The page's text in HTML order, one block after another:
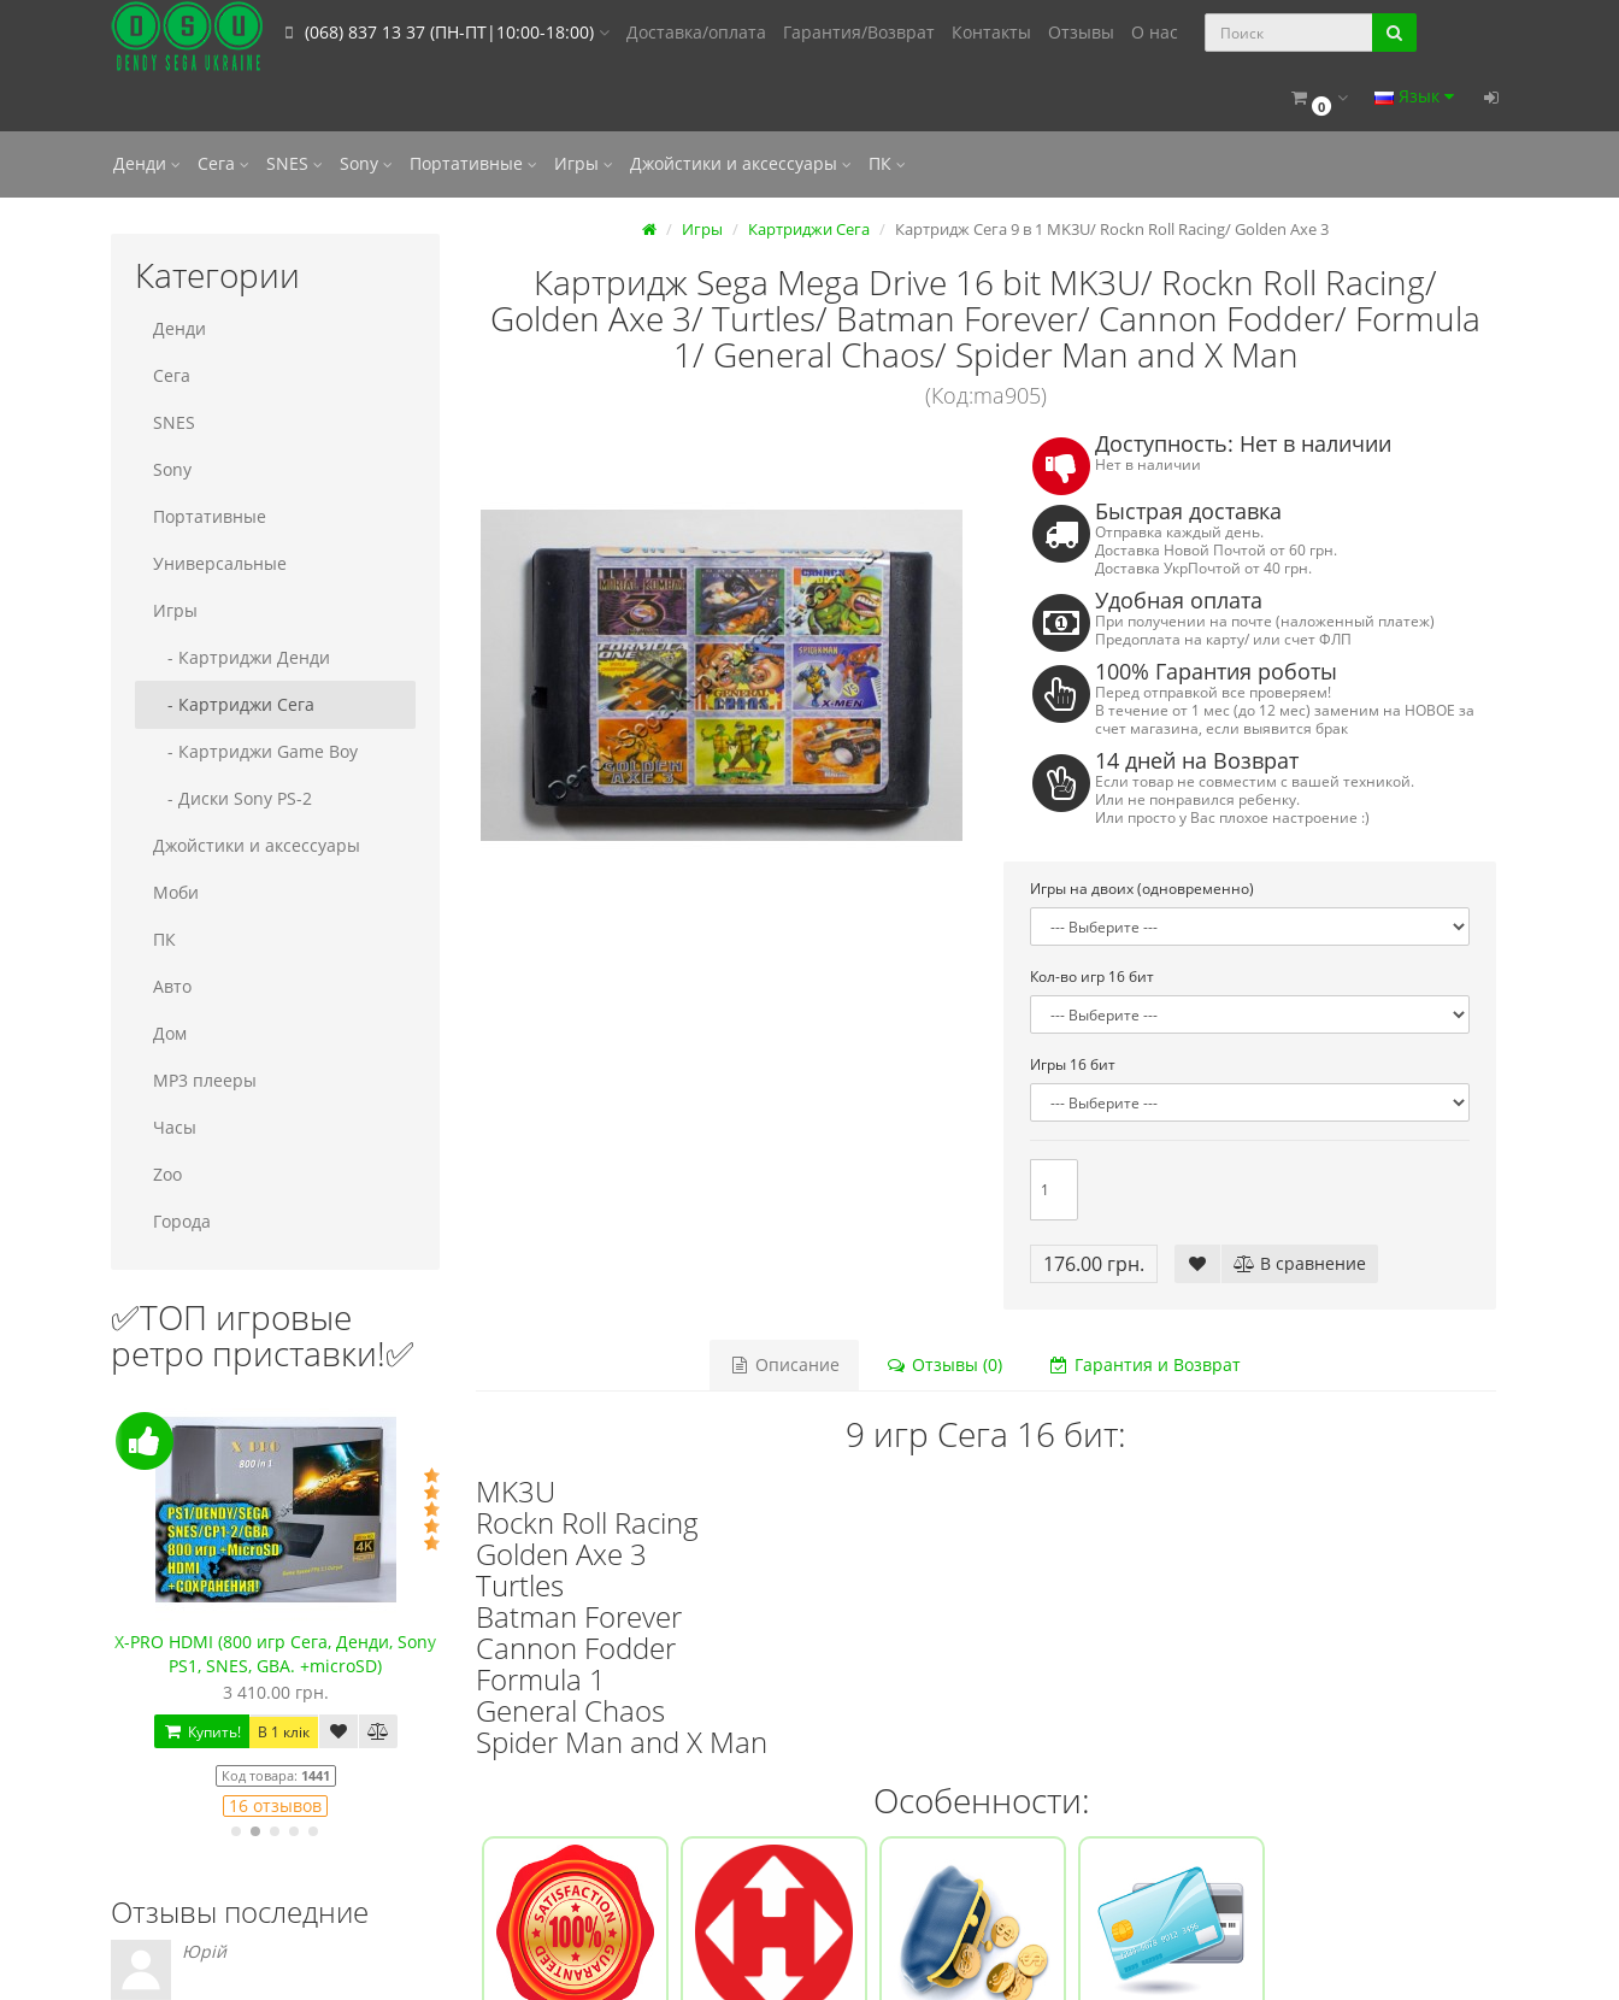
(068) 837 13 37 (ПН-ПТ|10:00-18:00) Доставка/оплата Гарантия/Возврат Контакты Отзывы О нас
0 Язык
Денди Сега SNES Sony Портативные Игры Джойстики и аксессуары ПК
Категории
Денди
Сега
SNES
Sony
Портативные
Универсальные
Игры
- Картриджи Денди
- Картриджи Сега
- Картриджи Game Boy
- Диски Sony PS-2
Джойстики и аксессуары
Моби
ПК
Авто
Дом
MP3 плееры
Часы
Zoo
Города
✅ТОП игровые
ретро приставки!✅
X-PRO HDMI (800 игр Сега, Денди, Sony
PS1, SNES, GBA. +microSD)
3 410.00 грн.
Купить! В 1 клік
Код товара: 1441
16 отзывов
Сега Мега Драйв 2 (ОРИГИНАЛЬНОЕ
качество!)
1 250.00 грн.
Купить!
18 отзывов
Отзывы последние
Юрій
Игры Картриджи Сега Картридж Сега 9 в 1 MK3U/ Rockn Roll Racing/ Golden Axe 3
Картридж Sega Mega Drive 16 bit MK3U/ Rockn Roll Racing/
Golden Axe 3/ Turtles/ Batman Forever/ Cannon Fodder/ Formula
1/ General Chaos/ Spider Man and X Man
(Код:ma905)
Доступность: Нет в наличии
Нет в наличии
Быстрая доставка
Отправка каждый день.
Доставка Новой Почтой от 60 грн.
Доставка УкрПочтой от 40 грн.
Удобная оплата
При получении на почте (наложенный платеж)
Предоплата на карту/ или счет ФЛП
100% Гарантия роботы
Перед отправкой все проверяем!
В течение от 1 мес (до 12 мес) заменим на НОВОЕ за
счет магазина, если выявится брак
14 дней на Возврат
Если товар не совместим с вашей техникой.
Или не понравился ребенку.
Или просто у Вас плохое настроение :)
Игры на двоих (одновременно)
Кол-во игр 16 бит
Игры 16 бит
176.00 грн. В сравнение
Описание Отзывы (0) Гарантия и Возврат
9 игр Сега 16 бит:
MK3U
Rockn Roll Racing
Golden Axe 3
Turtles
Batman Forever
Cannon Fodder
Formula 1
General Chaos
Spider Man and X Man
Особенности: